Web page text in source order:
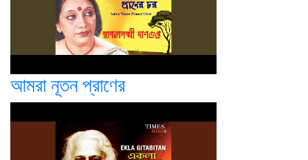
আমরা নূতন প্রাণের